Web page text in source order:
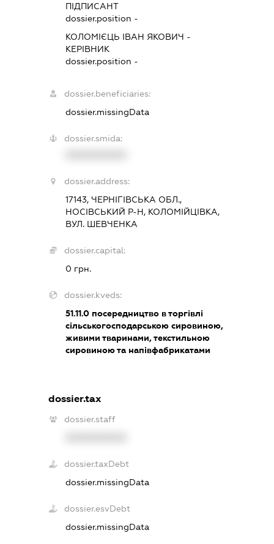
ПІДПИСАНТ
dossier.position -
КОЛОМІЄЦЬ ІВАН ЯКОВИЧ -
КЕРІВНИК
dossier.position -
dossier.beneficiaries:
dossier.missingData
dossier.smida:
dossier.address:
17143, ЧЕРНІГІВСЬКА ОБЛ.,
НОСІВСЬКИЙ Р-Н, КОЛОМІЙЦІВКА,
ВУЛ. ШЕВЧЕНКА
dossier.capital:
0 грн.
dossier.kveds:
51.11.0посередництво в торгівлі
сільськогосподарською сировиною,
живими тваринами, текстильною
сировиною та напівфабрикатами
dossier.tax
dossier.staff
dossier.taxDebt
dossier.missingData
dossier.esvDebt
dossier.missingData